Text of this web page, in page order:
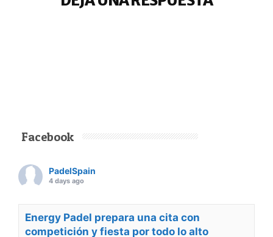
Facebook
PadelSpain
4 days ago
Energy Padel prepara una cita con
competición y fiesta por todo lo alto